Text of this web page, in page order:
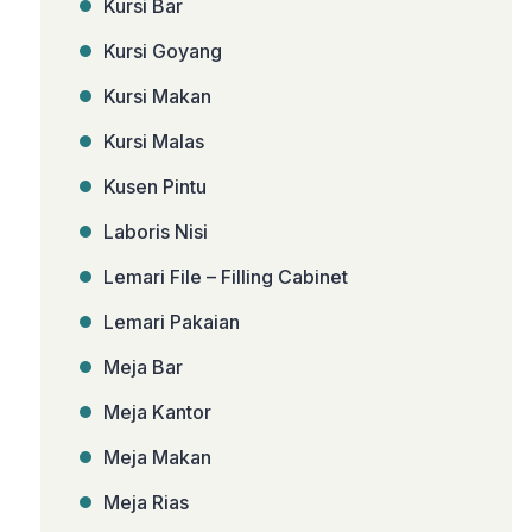
Kursi Bar
Kursi Goyang
Kursi Makan
Kursi Malas
Kusen Pintu
Laboris Nisi
Lemari File – Filling Cabinet
Lemari Pakaian
Meja Bar
Meja Kantor
Meja Makan
Meja Rias